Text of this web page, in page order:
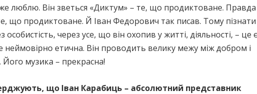
люблю. Він зветься «Диктум» – те, що продиктоване. Правда
що продиктоване. Й Іван Федорович так писав. Тому пізнати
через усе, що він охопив у житті, діяльності, – це є
неймовірно етична. Він проводить велику межу між добром і
музика – прекрасна!
що Іван Карабиць – абсолютний представник